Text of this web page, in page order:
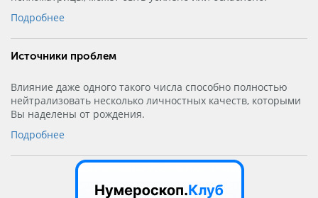
Подробнее
Источники проблем
Влияние даже одного такого числа способно полностью
нейтрализовать несколько личностных качеств, которыми
Вы наделены от рождения.
Подробнее